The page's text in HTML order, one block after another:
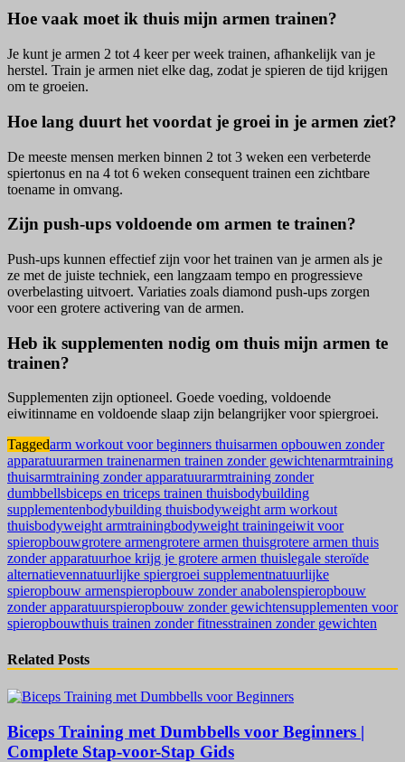
Hoe vaak moet ik thuis mijn armen trainen?
Je kunt je armen 2 tot 4 keer per week trainen, afhankelijk van je
herstel. Train je armen niet elke dag, zodat je spieren de tijd krijgen
om te groeien.
Hoe lang duurt het voordat je groei in je armen ziet?
De meeste mensen merken binnen 2 tot 3 weken een verbeterde
spiertonus en na 4 tot 6 weken consequent trainen een zichtbare
toename in omvang.
Zijn push-ups voldoende om armen te trainen?
Push-ups kunnen effectief zijn voor het trainen van je armen als je
ze met de juiste techniek, een langzaam tempo en progressieve
overbelasting uitvoert. Variaties zoals diamond push-ups zorgen
voor een grotere activering van de armen.
Heb ik supplementen nodig om thuis mijn armen te
trainen?
Supplementen zijn optioneel. Goede voeding, voldoende
eiwitinname en voldoende slaap zijn belangrijker voor spiergroei.
Taggedarm workout voor beginners thuisarmen opbouwen zonder
apparatuurarmen trainenarmen trainen zonder gewichtenarmtraining
thuisarmtraining zonder apparatuurarmtraining zonder
dumbbellsbiceps en triceps trainen thuisbodybuilding
supplementenbodybuilding thuisbodyweight arm workout
thuisbodyweight armtrainingbodyweight trainingeiwit voor
spieropbouwgrotere armengrotere armen thuisgrotere armen thuis
zonder apparatuurhoe krijg je grotere armen thuislegale steroïde
alternatievennatuurlijke spiergroei supplementnatuurlijke
spieropbouw armenspieropbouw zonder anabolenspieropbouw
zonder apparatuurspieropbouw zonder gewichtensupplementen voor
spieropbouwthuis trainen zonder fitnesstrainen zonder gewichten
Related Posts
Biceps Training met Dumbbells voor Beginners |
Complete Stap-voor-Stap Gids